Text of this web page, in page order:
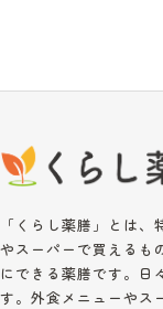
「くらし薬膳」とは
やスーパーで買えるも
にできる薬膳です。日
す。外食メニューやス